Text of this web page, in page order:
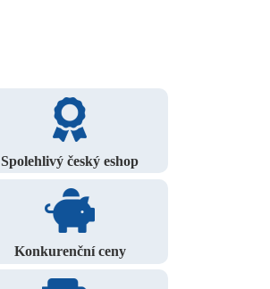
Spolehlivý český eshop
Konkurenční ceny